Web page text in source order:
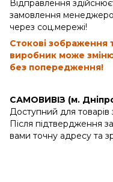
Відправлення
замовлення
через соц.мережі!
Стокові зображення
виробник може
без попередження!
САМОВИВІЗ (м.
Доступний для товарів
Після підтвердження
вами точну адресу та